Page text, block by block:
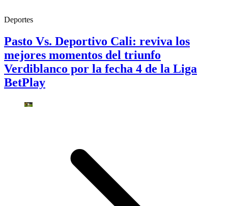
Deportes
Pasto Vs. Deportivo Cali: reviva los
mejores momentos del triunfo
Verdiblanco por la fecha 4 de la Liga
BetPlay